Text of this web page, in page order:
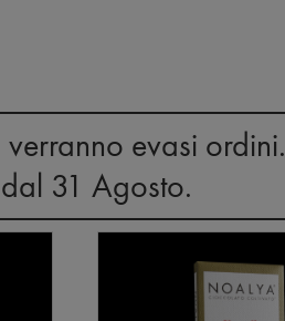
evasi ordini.
31 Agosto.